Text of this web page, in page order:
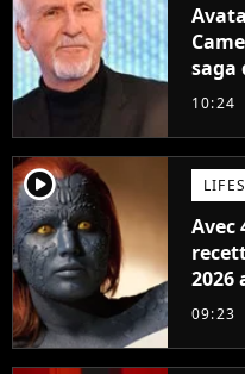
saga
10:24
player2
Avec
2026
09:23